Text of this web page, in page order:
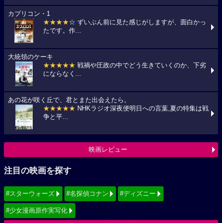
カプリコン・1
★★★★☆ ずいぶん前に見た感じがしますが、面白かっ
たです。作...
大統領のケーキ
★★★★★ 戦禍や圧政の中でどう生きていくのか、下劣
にならなく...
あの花が咲く丘で、君とまた出会えたら。
★★★★★ NHKラジオ深夜便明日への言葉,夏の特集は戦
争と平...
映画レビュー
注目の映画を探す
#スターウォーズ #名探偵コナン #ディズニー
#少女漫画原作実写化